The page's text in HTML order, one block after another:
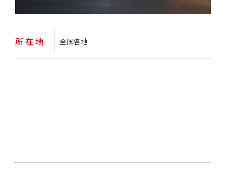
所 在 地 全国各地